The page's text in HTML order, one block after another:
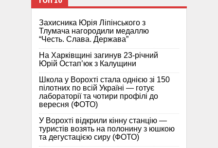
Захисника Юрія Ліпінського з
Тлумача нагородили медаллю
“Честь. Слава. Держава”
На Харківщині загинув 23-річний
Юрій Остап’юк з Калущини
Школа у Ворохті стала однією зі 150
пілотних по всій Україні — готує
лабораторії та чотири профілі до
вересня (ФОТО)
У Ворохті відкрили кінну станцію —
туристів возять на полонину з юшкою
та дегустацією сиру (ФОТО)